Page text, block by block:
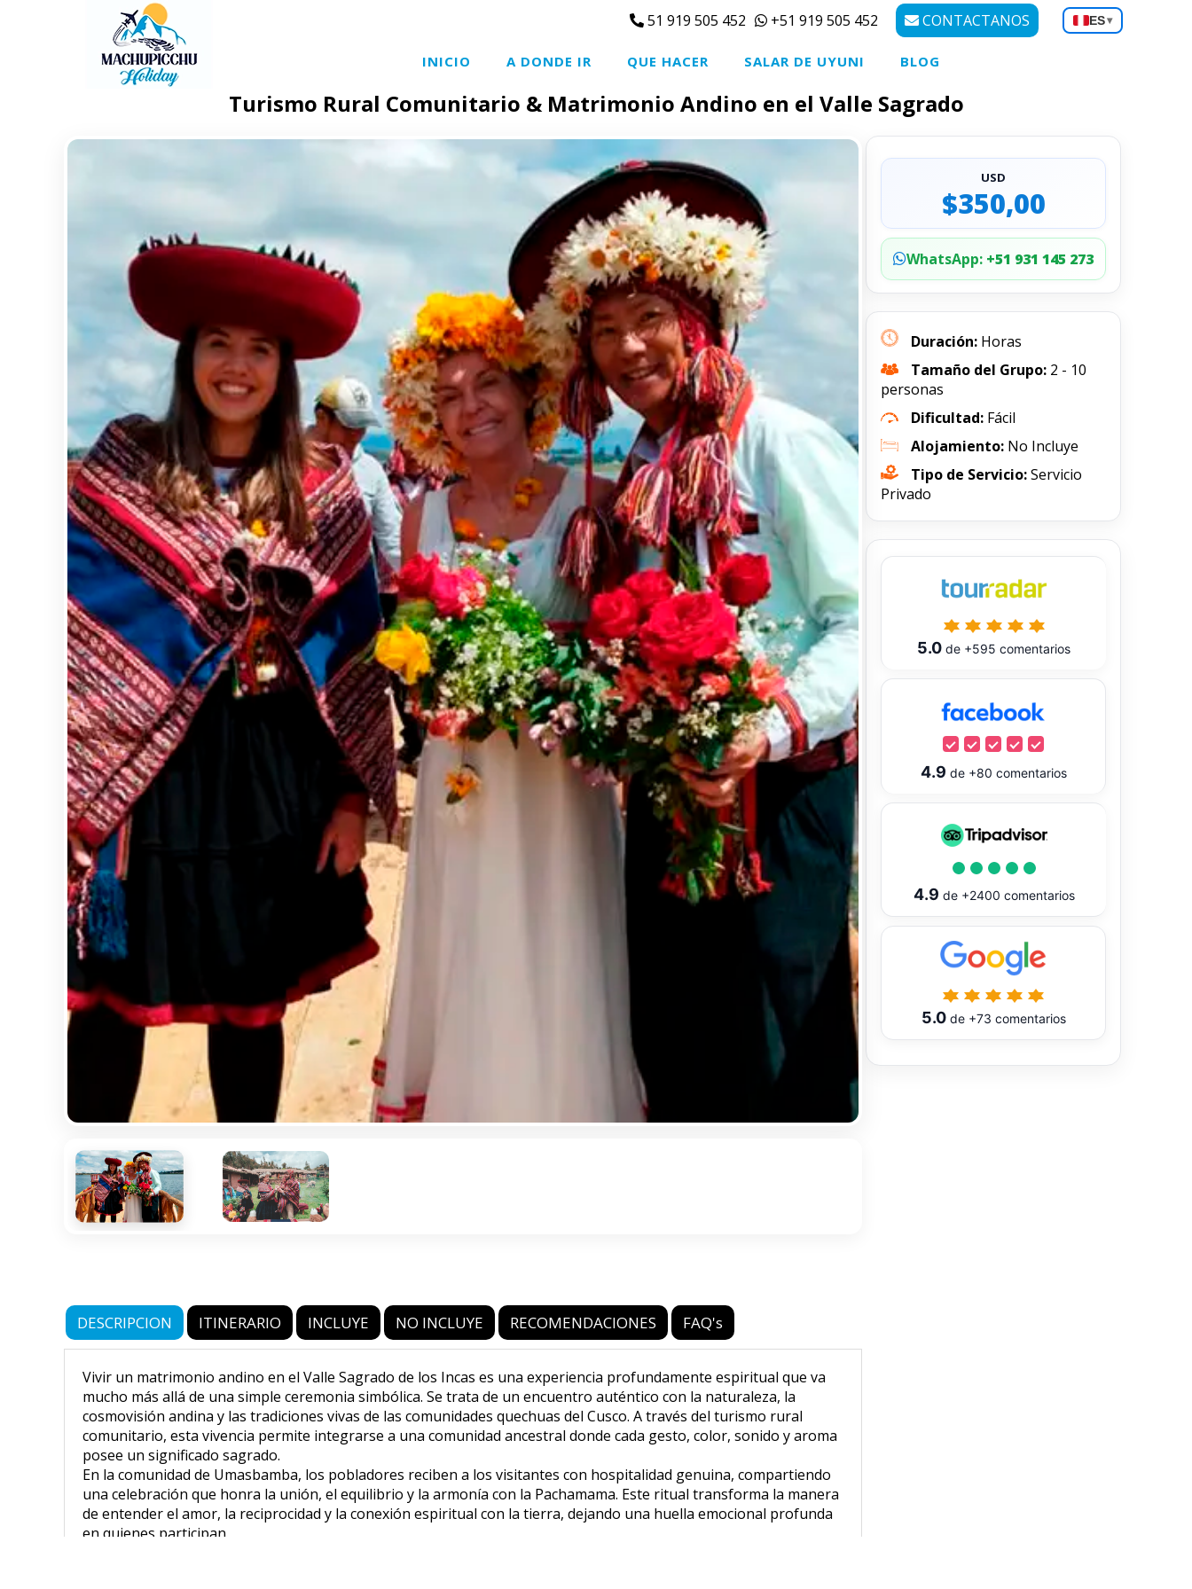
51 919 505 452 +51 919 505 452 CONTACTANOS ES▾
INICIO A DONDE IR QUE HACER SALAR DE UYUNI BLOG
Turismo Rural Comunitario & Matrimonio Andino en el Valle Sagrado
DESCRIPCION ITINERARIO INCLUYE NO INCLUYE RECOMENDACIONES FAQ's
Vivir un matrimonio andino en el Valle Sagrado de los Incas es una experiencia profundamente espiritual que va
mucho más allá de una simple ceremonia simbólica. Se trata de un encuentro auténtico con la naturaleza, la
cosmovisión andina y las tradiciones vivas de las comunidades quechuas del Cusco. A través del turismo rural
comunitario, esta vivencia permite integrarse a una comunidad ancestral donde cada gesto, color, sonido y aroma
posee un significado sagrado.
En la comunidad de Umasbamba, los pobladores reciben a los visitantes con hospitalidad genuina, compartiendo
una celebración que honra la unión, el equilibrio y la armonía con la Pachamama. Este ritual transforma la manera
de entender el amor, la reciprocidad y la conexión espiritual con la tierra, dejando una huella emocional profunda
en quienes participan.
USD
$350,00
WhatsApp: +51 931 145 273
Duración: Horas
Tamaño del Grupo: 2 - 10
personas
Dificultad: Fácil
Alojamiento: No Incluye
Tipo de Servicio:Servicio
Privado
5.0 de +595 comentarios
4.9 de +80 comentarios
4.9 de +2400 comentarios
5.0de +73 comentarios